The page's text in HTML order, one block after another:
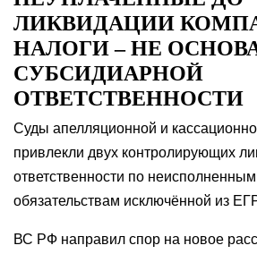
ЛИКВИДАЦИИ
НАЛОГИ – НЕ
СУБСИДИАРНОЙ
ОТВЕТСТВЕННОСТИ
Суды апелляционной и
привлекли двух контролирующих
ответственности по
обязательствам исключённой из
ВС РФ направил спор на новое